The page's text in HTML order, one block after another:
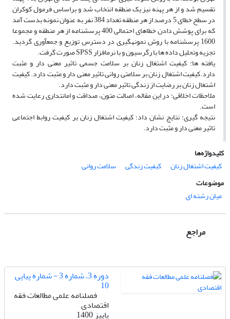
تقسیم شد و از هر پهنه نیز یک منطقه انتخاب شد و براساس فرمول کوکران
در سطح خطای 5 درصد از هر منطقه تعداد 384 نفر به عنوان نمونه بدست آمد
که برای پوشش دادن خطاهای احتمالی 400 پرسشنامه از هر منطقه و مجموعا
1600 پرسشنامه با روش نمونهگیری در دسترس توزیع و جمعآوری گردید.
تجزیه وتحلیل داده ها با رگرسیون و با نرمافزار SPSS صورت گرفت.
یافته ها: کیفیت اشتغال زنان بر سلامت جسمی تاثیر معنی دار و مثبت
دارد.کیفیت اشتغال زنان بر سلامتی روانی تاثیر معنی دار و مثبت دارد. کیفیت
اشتغال زنان بر رضایت از زندگی تاثیر معنی دار و مثبت دارد.
ملاحظات اخلاقی: در این مقاله، اصالت متون، صداقت و امانتداری رعایت شده
است.
نتیجه گیری: نتایج نشان داد؛ کیفیت اشتغال زنان بر کیفیت روابط اجتماعی
تاثیر معنی دار و مثبت دارد.
کلیدواژه‌ها
کیفیت اشتغال زنان
کیفیت زندگی
سلامت روانی
موضوعات
میان رشته ای
مراجع
دوره 3، شماره 3 - شماره پیاپی
10
فصلنامه علمی مطالعات فقه
اقتصادی
پاییز 1400